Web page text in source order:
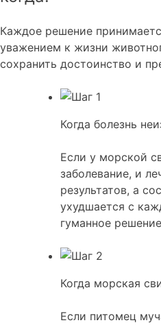
Каждое решение
уважением к жизни
сохранить достоинство и
Когда болезнь
Если у морской
заболевание, и
результатов, а
ухудшается с
гуманное
Когда морская
Если питомец